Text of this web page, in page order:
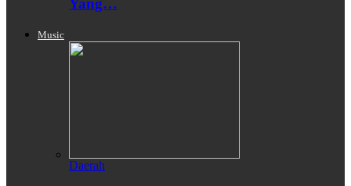
Yang…
Music
Daerah